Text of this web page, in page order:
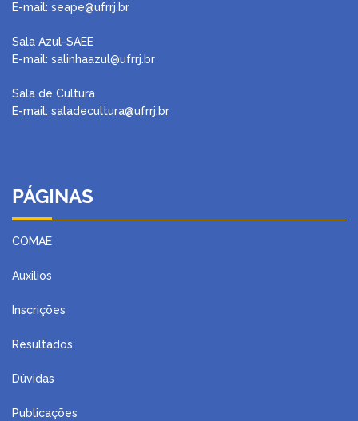
E-mail: seape@ufrrj.br
Sala Azul-SAEE
E-mail: salinhaazul@ufrrj.br
Sala de Cultura
E-mail: saladecultura@ufrrj.br
PÁGINAS
COMAE
Auxilios
Inscrições
Resultados
Dúvidas
Publicações